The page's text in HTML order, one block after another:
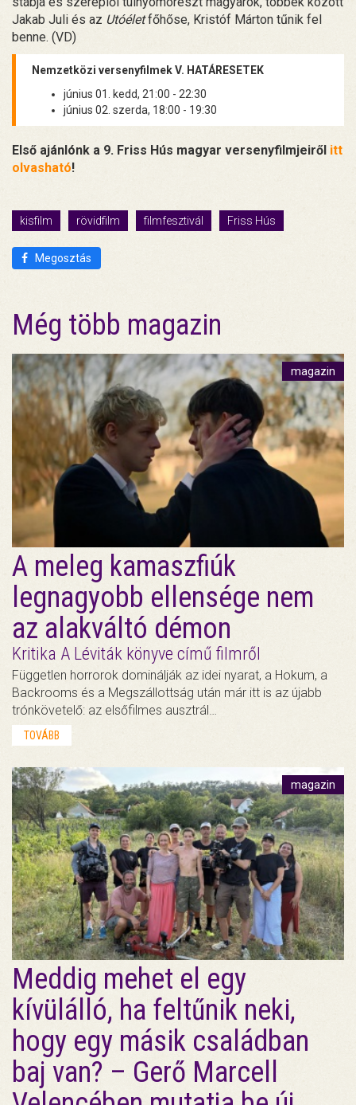
Jakab Juli és az Utóéletfőhőse, Kristóf Márton tűnik fel
benne. (VD)
Nemzetközi versenyfilmek V. HATÁRESETEK
június 01. kedd, 21:00 - 22:30
június 02. szerda, 18:00 - 19:30
Első ajánlónk a 9. Friss Hús magyar versenyfilmjeiről itt
olvasható!
kisfilm rövidfilm filmfesztivál Friss Hús
Megosztás
Még több magazin
magazin
A meleg kamaszfiúk
legnagyobb ellensége nem
az alakváltó démon
Kritika A Léviták könyve című filmről
Független horrorok dominálják az idei nyarat, a Hokum, a
Backrooms és a Megszállottság után már itt is az újabb
trónkövetelő: az elsőfilmes ausztrál…
TOVÁBB
magazin
Meddig mehet el egy
kívülálló, ha feltűnik neki,
hogy egy másik családban
baj van? – Gerő Marcell